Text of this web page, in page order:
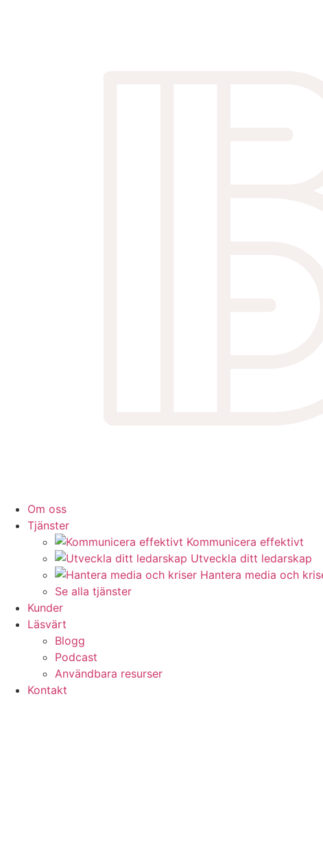
Om oss
Tjänster
Kommunicera effektivt
Utveckla ditt ledarskap
Hantera media och
Se alla tjänster
Kunder
Läsvärt
Blogg
Podcast
Användbara resurser
Kontakt